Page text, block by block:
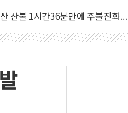
국과 무관…자료는 전·현직 직원
테스트 참가자 3만 명 돌파
블로그 창작자 지원 규모 2배 확